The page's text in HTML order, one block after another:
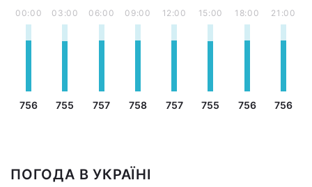
00:00
756
03:00
755
06:00
757
09:00
758
12:00
757
15:00
755
18:00
756
21:00
756
ПОГОДА В УКРАЇНІ